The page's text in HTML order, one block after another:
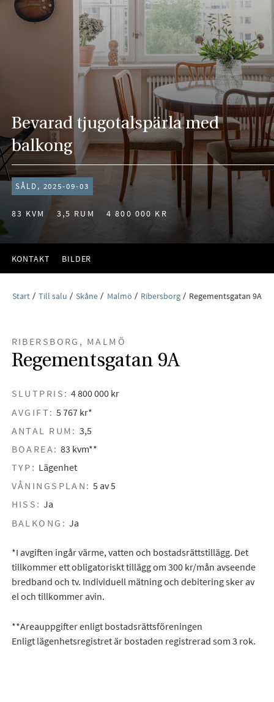
Bevarad tjugotalspärla med
balkong
SÅLD, 2025-09-03
83 KVM 3,5 RUM 4 800 000 KR
KONTAKT BILDER
Start Till salu Skåne Malmö Ribersborg Regementsgatan 9A
RIBERSBORG, MALMÖ
Regementsgatan 9A
SLUTPRIS: 4 800 000 kr
AVGIFT: 5 767 kr*
ANTAL RUM: 3,5
BOAREA: 83 kvm**
TYP: Lägenhet
VÅNINGSPLAN: 5 av 5
HISS: Ja
BALKONG: Ja
*I avgiften ingår värme, vatten och bostadsrättstillägg. Det
tillkommer ett obligatoriskt tillägg om 300 kr/mån avseende
bredband och tv. Individuell mätning och debitering sker av
el och tillkommer avin.
**Areauppgifter enligt bostadsrättsföreningen
Enligt lägenhetsregistret är bostaden registrerad som 3 rok.